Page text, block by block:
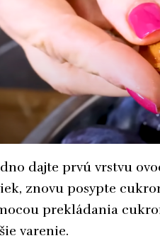
dajte prvú vrstvu
znovu posypte
prekládania
varenie.